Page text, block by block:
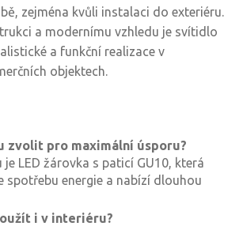
zejména kvůli instalaci do exteriéru.
a modernímu vzhledu je svítidlo
a funkční realizace v
objektech.
zvolit pro maximální úsporu?
je LED žárovka s paticí GU10, která
spotřebu energie a nabízí dlouhou
i v interiéru?